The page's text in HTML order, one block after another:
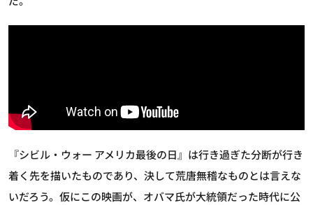
『シビル・ウォー アメリカ最後の日』は行き過ぎた分断が行き
着く先を描いたものであり、決して荒唐無稽なものとは言えな
いだろう。仮にこの映画が、オバマ氏が大統領だった時代に公